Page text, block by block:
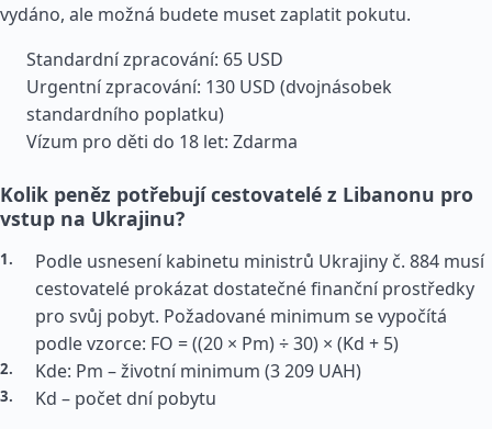
vydáno, ale možná budete muset zaplatit pokutu.
Standardní zpracování: 65 USD
Urgentní zpracování: 130 USD (dvojnásobek
standardního poplatku)
Vízum pro děti do 18 let: Zdarma
Kolik peněz potřebují cestovatelé z Libanonu pro
vstup na Ukrajinu?
Podle usnesení kabinetu ministrů Ukrajiny č. 884 musí
cestovatelé prokázat dostatečné finanční prostředky
pro svůj pobyt. Požadované minimum se vypočítá
podle vzorce: FO = ((20 × Pm) ÷ 30) × (Kd + 5)
Kde: Pm – životní minimum (3 209 UAH)
Kd – počet dní pobytu